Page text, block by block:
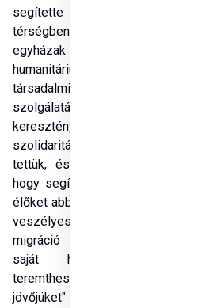
segítette a
térségben működő
egyházak életmentő
humanitárius és
társadalmi
szolgálatát. "Ezt
keresztényi
szolidaritásból
tettük, és azért is,
hogy segítsük az itt
élőket abban, hogy a
veszélyes európai
migráció helyett
saját hazájukban
teremthessék meg
jövőjüket" - közölte